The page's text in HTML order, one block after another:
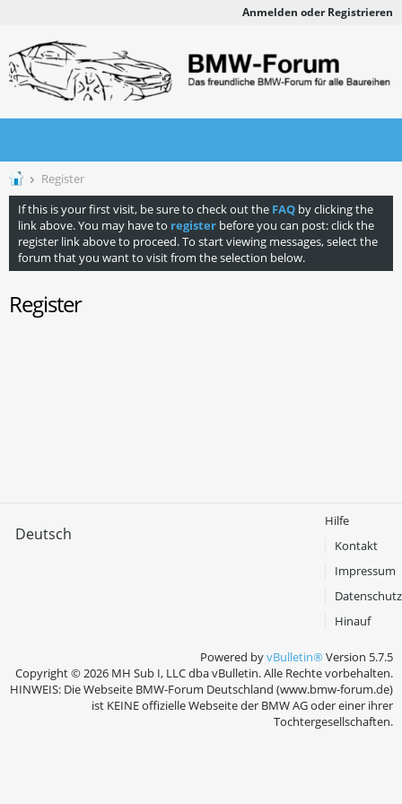
Anmelden oder Registrieren
Register
If this is your first visit, be sure to check out the FAQ by clicking the
link above. You may have to register before you can post: click the
register link above to proceed. To start viewing messages, select the
forum that you want to visit from the selection below.
Register
Deutsch
Hilfe
Kontakt
Impressum
Datenschutz
Hinauf
Powered byvBulletin®Version 5.7.5
Copyright © 2026 MH Sub I, LLC dba vBulletin. Alle Rechte vorbehalten.
HINWEIS: Die Webseite BMW-Forum Deutschland (www.bmw-forum.de)
ist KEINE offizielle Webseite der BMW AG oder einer ihrer
Tochtergesellschaften.